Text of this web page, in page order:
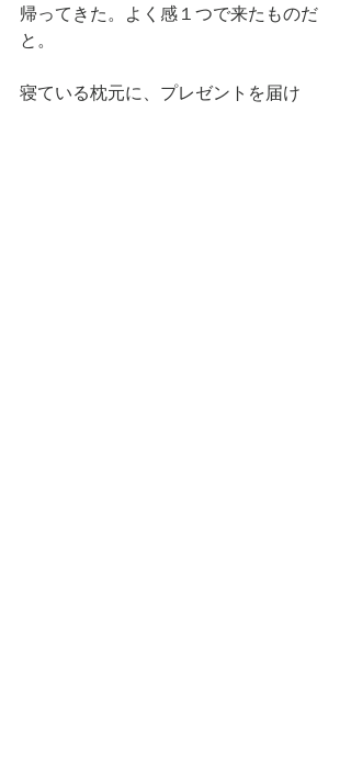
帰ってきた。よく感１つで来たものだ
と。
寝ている枕元に、プレゼントを届け